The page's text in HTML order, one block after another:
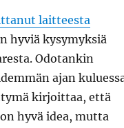
laitteesta
hyviä kysymyksiä
Odotankin
ajan
kirjoittaa, että
hyvä idea, mutta